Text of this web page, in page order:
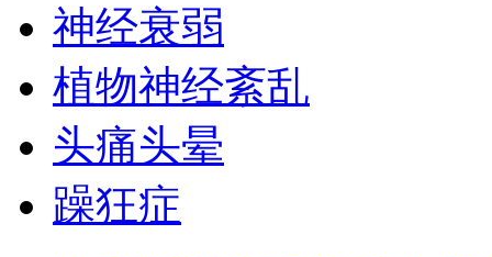
神经衰弱
植物神经紊乱
头痛头晕
躁狂症